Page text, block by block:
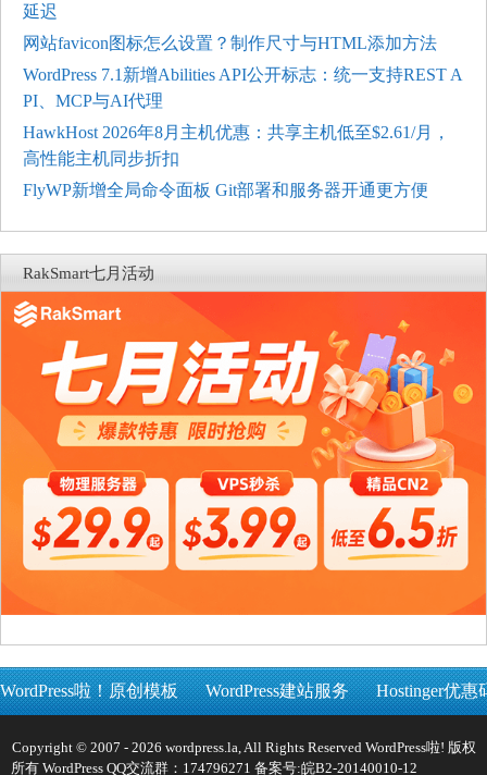
延迟
网站favicon图标怎么设置？制作尺寸与HTML添加方法
WordPress 7.1新增Abilities API公开标志：统一支持REST A
PI、MCP与AI代理
HawkHost 2026年8月主机优惠：共享主机低至$2.61/月，
高性能主机同步折扣
FlyWP新增全局命令面板 Git部署和服务器开通更方便
RakSmart七月活动
WordPress啦！原创模板 WordPress建站服务 Hostinger优惠
Copyright © 2007 - 2026 wordpress.la, All Rights Reserved WordPress啦! 版权
所有 WordPress QQ交流群：174796271 备案号:皖B2-20140010-12